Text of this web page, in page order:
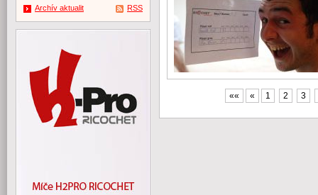
«« « 1 2 3
Archív aktualit RSS